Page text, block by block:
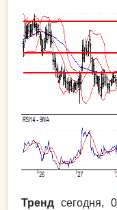
Тренд сегодня,